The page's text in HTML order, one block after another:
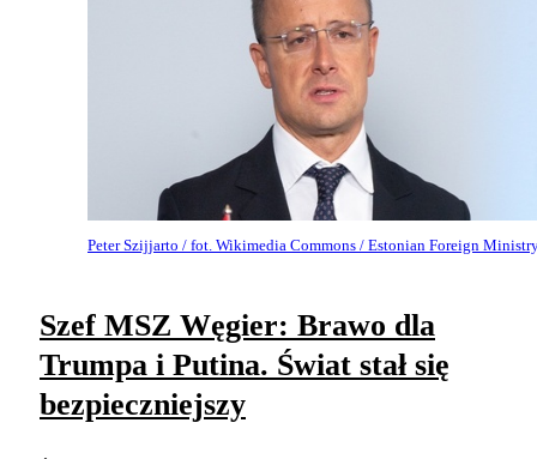
Peter Szijjarto / fot. Wikimedia Commons / Estonian Foreign
Szef MSZ Węgier: Brawo dla
Trumpa i Putina. Świat stał się
bezpieczniejszy